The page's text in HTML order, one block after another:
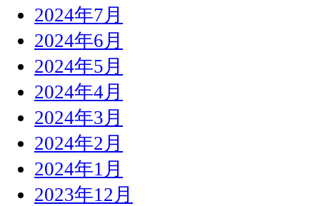
2024年7月
2024年6月
2024年5月
2024年4月
2024年3月
2024年2月
2024年1月
2023年12月